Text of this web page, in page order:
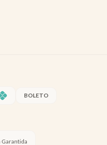
BOLETO
Garantida